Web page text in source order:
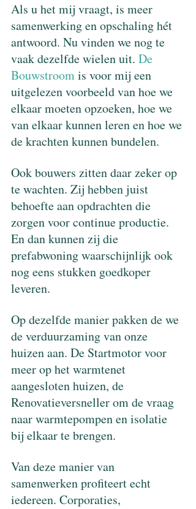
Als u het mij vraagt, is meer
samenwerking en opschaling hét
antwoord. Nu vinden we nog te
vaak dezelfde wielen uit. De
Bouwstroom is voor mij een
uitgelezen voorbeeld van hoe we
elkaar moeten opzoeken, hoe we
van elkaar kunnen leren en hoe we
de krachten kunnen bundelen.
Ook bouwers zitten daar zeker op
te wachten. Zij hebben juist
behoefte aan opdrachten die
zorgen voor continue productie.
En dan kunnen zij die
prefabwoning waarschijnlijk ook
nog eens stukken goedkoper
leveren.
Op dezelfde manier pakken de we
de verduurzaming van onze
huizen aan. De Startmotor voor
meer op het warmtenet
aangesloten huizen, de
Renovatieversneller om de vraag
naar warmtepompen en isolatie
bij elkaar te brengen.
Van deze manier van
samenwerken profiteert echt
iedereen. Corporaties,